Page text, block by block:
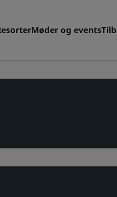
Møder og events